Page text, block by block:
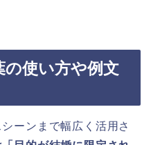
の使い方や例文
ーンまで幅広く活用さ